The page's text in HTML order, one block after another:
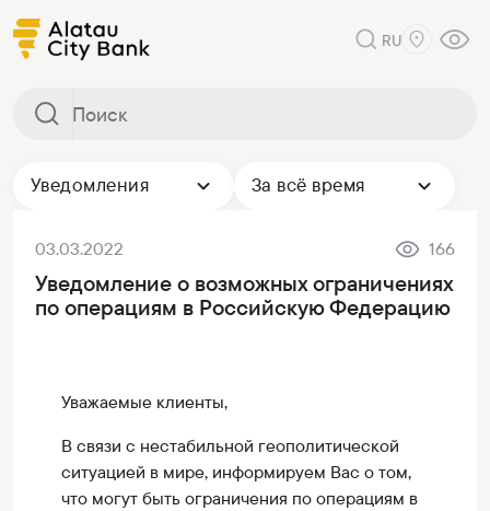
RU
Уведомления За всё время
03.03.2022 166
Уведомление о возможных ограничениях
по операциям в Российскую Федерацию
Уважаемые клиенты,
В связи с нестабильной геополитической
ситуацией в мире, информируем Вас о том,
что могут быть ограничения по операциям в